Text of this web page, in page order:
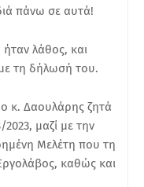
πάνω σε αυτά!
λάθος, και
τη δήλωσή του.
κ. Δαουλάρης ζητά
μαζί με την
Μελέτη που τη
καθώς και